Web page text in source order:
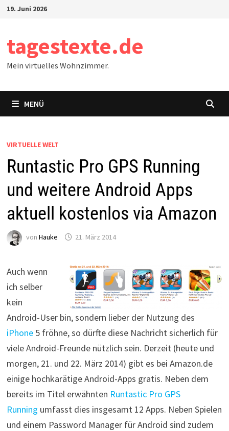
Zum19. Juni 2026
tagestexte.de
Mein virtuelles Wohnzimmer.
MENÜ
VIRTUELLE WELT
Runtastic Pro GPS Running
und weitere Android Apps
aktuell kostenlos via Amazon
von Hauke 21. März 2014
Auch wenn
ich selber
kein
Android-User bin, sondern lieber der Nutzung des
iPhone5 fröhne, so dürfte diese Nachricht sicherlich für
viele Android-Freunde nützlich sein. Derzeit (heute und
morgen, 21. und 22. März 2014) gibt es bei Amazon.de
einige hochkarätige Android-Apps gratis. Neben dem
bereits im Titel erwähnten Runtastic Pro GPS
Running umfasst dies insgesamt 12 Apps. Neben Spielen
und einem Password Manager für Android sind zudem